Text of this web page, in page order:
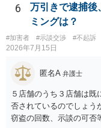
釈申請については、共
が、個別具体的な事情
わるため、刑事事件に
いたします。
6
万引きで逮捕後
ミングは？
#加害者 #示談交渉 #不起訴
2026年7月15日
匿名A 弁護士
５店舗のうち３店舗は
否されているのでしょう
窃盗の回数、示談の可否